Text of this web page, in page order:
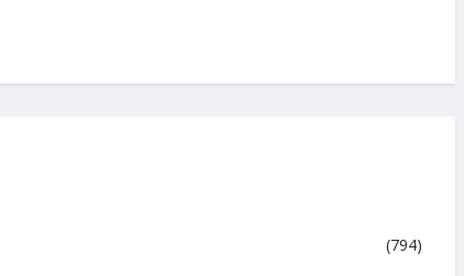
(794)